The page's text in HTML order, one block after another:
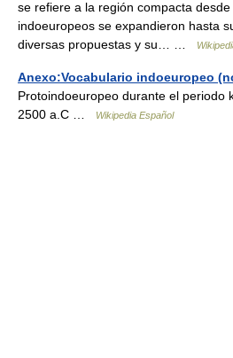
se refiere a la región compacta
indoeuropeos se expandieron hasta
diversas propuestas y su… …
Anexo:Vocabulario indoeuropeo
Protoindoeuropeo durante el periodo
2500 a.C …
Wikipedia Español